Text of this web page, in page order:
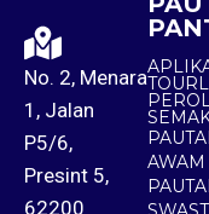
No. 2, Menara
1, Jalan
P5/6,
Presint 5,
62200
AWAM